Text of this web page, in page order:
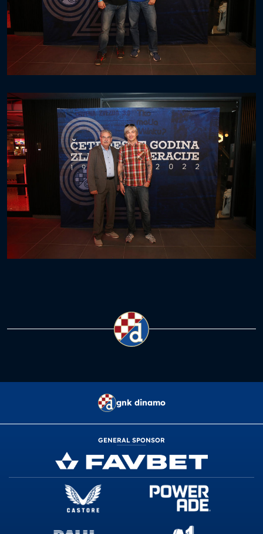
gnk dinamo
GENERAL SPONSOR